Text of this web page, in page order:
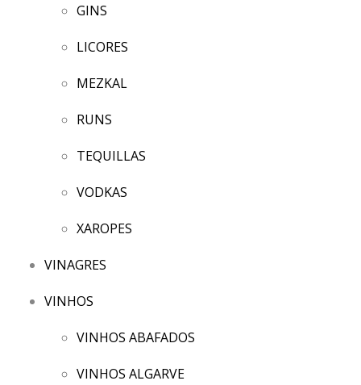
GINS
LICORES
MEZKAL
RUNS
TEQUILLAS
VODKAS
XAROPES
VINAGRES
VINHOS
VINHOS ABAFADOS
VINHOS ALGARVE